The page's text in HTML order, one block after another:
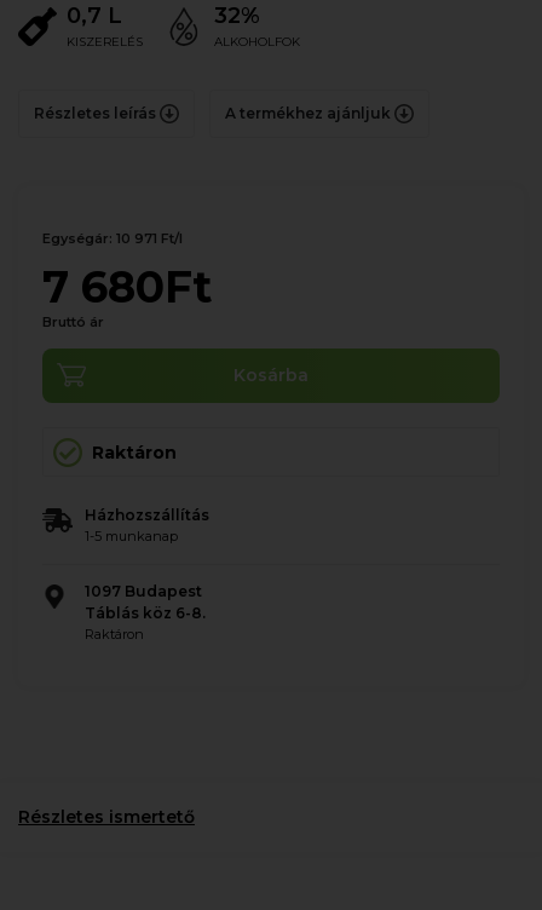
0,7 L
KISZERELÉS
32%
ALKOHOLFOK
Részletes leírás A termékhez ajánljuk
Egységár: 10 971 Ft/l
7 680Ft
Bruttó ár
Kosárba
Raktáron
Házhozszállítás
1-5 munkanap
1097 Budapest
Táblás köz 6-8.
Raktáron
Részletes ismertető